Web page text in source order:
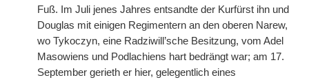
Fuß. Im Juli jenes Jahres entsandte der Kurfürst ihn und
Douglas mit einigen Regimentern an den oberen Narew,
wo Tykoczyn, eine Radziwill’sche Besitzung, vom Adel
Masowiens und Podlachiens hart bedrängt war; am 17.
September gerieth er hier, gelegentlich eines